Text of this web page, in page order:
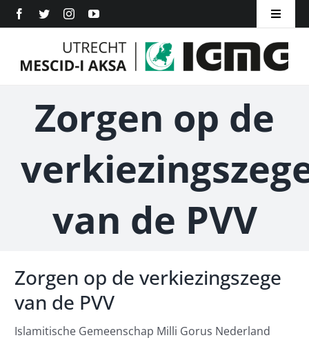
naar
Toggle
Inschrijven
ANBI
Aanmelden
Doneer
Contact
Zorgen op de
van de PVV
Zorgen op de verkiezingszege
van de PVV
Islamitische Gemeenschap Milli Gorus Nederland